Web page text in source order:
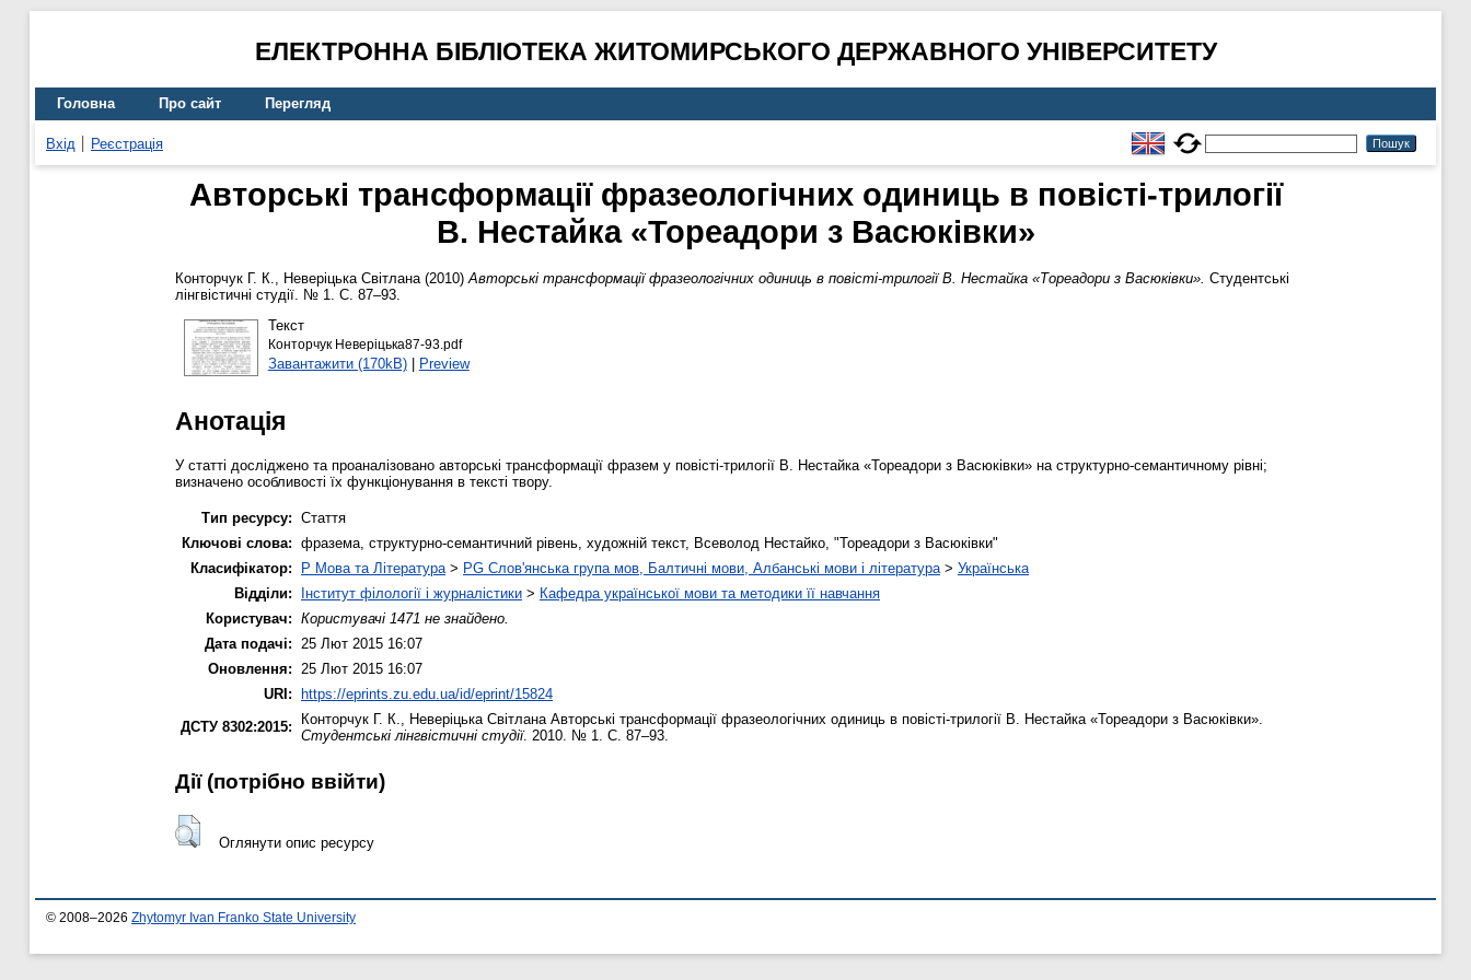
ЕЛЕКТРОННА БІБЛІОТЕКА ЖИТОМИРСЬКОГО ДЕРЖАВНОГО УНІВЕРСИТЕТУ
Головна Про сайт Перегляд
Вхід Реєстрація
Авторські трансформації фразеологічних одиниць в повісті-трилогії
В. Нестайка «Тореадори з Васюківки»
Конторчук Г. К., Неверіцька Світлана(2010)Авторські трансформації фразеологічних одиниць в повісті-трилогії В. Нестайка «Тореадори з Васюківки». Студентські
лінгвістичні студії. № 1. С. 87–93.
Текст
Конторчук Неверіцька87-93.pdf
Завантажити (170kB)| Preview
Анотація
У статті досліджено та проаналізовано авторські трансформації фразем у повісті-трилогії В. Нестайка «Тореадори з Васюківки» на структурно-семантичному рівні;
визначено особливості їх функціонування в тексті твору.
Тип ресурсу: Стаття
Ключові слова: фразема, структурно-семантичний рівень, художній текст, Всеволод Нестайко, "Тореадори з Васюківки"
Класифікатор:
P Мова та Література > PG Слов'янська група мов, Балтичні мови, Албанські мови і література > Українська
Відділи:
Інститут філології і журналістики > Кафедра української мови та методики її навчання
Користувач: Користувачі 1471 не знайдено.
Дата подачі:
25 Лют 2015 16:07
Оновлення:
25 Лют 2015 16:07
URI: https://eprints.zu.edu.ua/id/eprint/15824
ДСТУ 8302:2015:
Конторчук Г. К. Неверіцька Світлана Авторські трансформації фразеологічних одиниць в повісті-трилогії В. Нестайка «Тореадори з Васюківки».
Студентські лінгвістичні студії. 2010. № 1. С. 87–93.
Дії ​​(потрібно ввійти)
Оглянути опис ресурсу
© 2008–2026 Zhytomyr Ivan Franko State University